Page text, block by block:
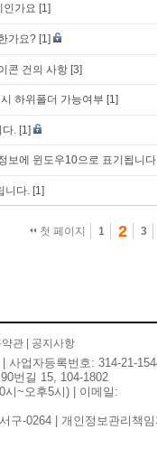
인가요 [1]
가요? [1]
콘 건의 사항 [3]
하위폴더 가능여부 [1]
다. [1]
보에 윈도우10으로 표기됩니
니다. [1]
첫 페이지 1 2 3
약관 공지사항
사업자등록번호: 314-21-
번길 15, 104-1802
시~오후5시) | 이메일:
구-0264 | 개인정보관리책